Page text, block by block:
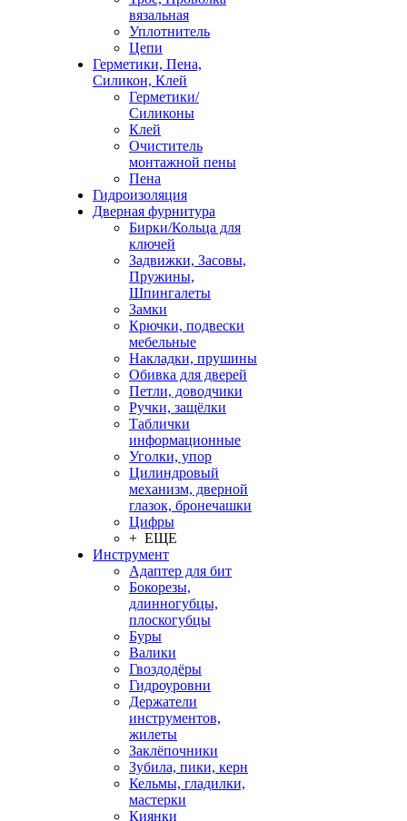
вязальная
Уплотнитель
Цепи
Герметики, Пена,
Силикон, Клей
Герметики/
Силиконы
Клей
Очиститель
монтажной пены
Пена
Гидроизоляция
Дверная фурнитура
Бирки/Кольца для
ключей
Задвижки, Засовы,
Пружины,
Шпингалеты
Замки
Крючки, подвески
мебельные
Накладки, прушины
Обивка для дверей
Петли, доводчики
Ручки, защёлки
Таблички
информационные
Уголки, упор
Цилиндровый
механизм, дверной
глазок, бронечашки
Цифры
+ ЕЩЕ
Инструмент
Адаптер для бит
Бокорезы,
длинногубцы,
плоскогубцы
Буры
Валики
Гвоздодёры
Гидроуровни
Держатели
инструментов,
жилеты
Заклёпочники
Зубила, пики, керн
Кельмы, гладилки,
мастерки
Киянки